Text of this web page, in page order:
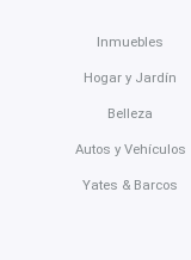
Inmuebles
Hogar y Jardín
Belleza
Autos y Vehículos
Yates & Barcos